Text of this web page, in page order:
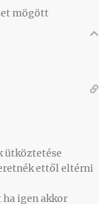
mögött
ütköztetése
ettől eltérni
igen akkor